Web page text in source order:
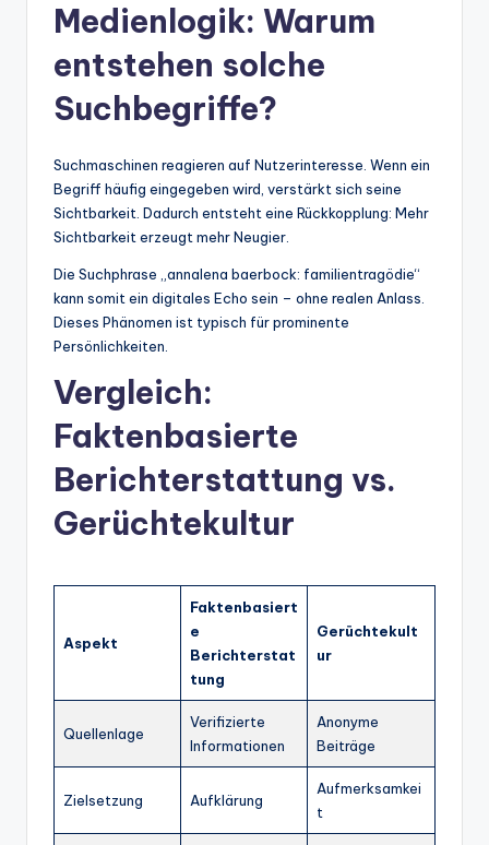
Medienlogik: Warum
entstehen solche
Suchbegriffe?
Suchmaschinen reagieren auf Nutzerinteresse. Wenn ein
Begriff häufig eingegeben wird, verstärkt sich seine
Sichtbarkeit. Dadurch entsteht eine Rückkopplung: Mehr
Sichtbarkeit erzeugt mehr Neugier.
Die Suchphrase „annalena baerbock: familientragödie“
kann somit ein digitales Echo sein – ohne realen Anlass.
Dieses Phänomen ist typisch für prominente
Persönlichkeiten.
Vergleich:
Faktenbasierte
Berichterstattung vs.
Gerüchtekultur
Aspekt
Faktenbasiert
e
Berichterstat
tung
Gerüchtekult
ur
Quellenlage
Verifizierte
Informationen
Anonyme
Beiträge
Zielsetzung Aufklärung
Aufmerksamkei
t